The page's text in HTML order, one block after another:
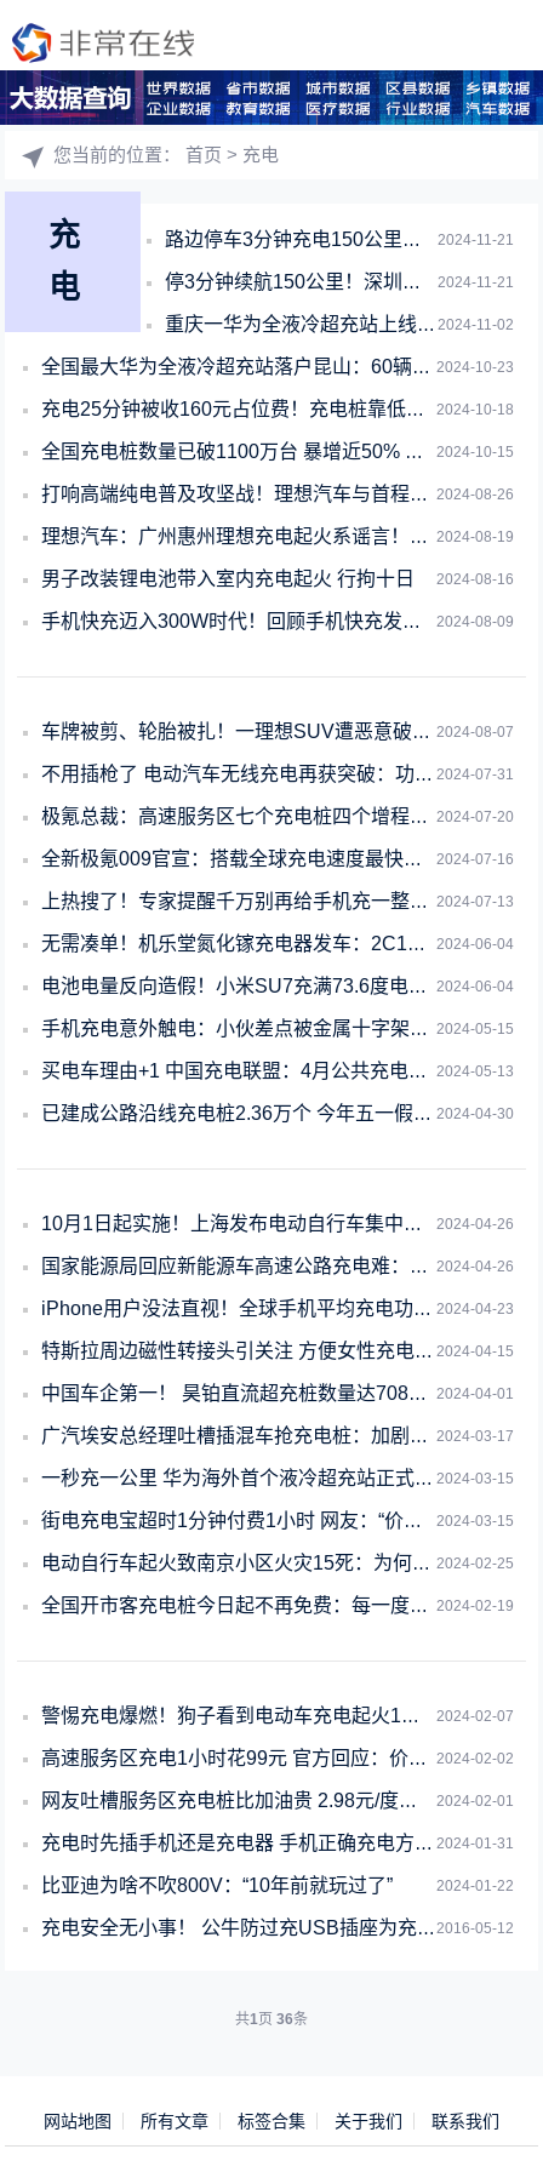
您当前的位置：首页 > 充电
充
电
2024-11-21
路边停车3分钟充电150公里：深圳首座路侧超充站试运营
2024-11-21
停3分钟续航150公里！深圳首座路侧超充站通电试运营
2024-11-02
重庆一华为全液冷超充站上线一年：累计充电超100万度
2024-10-23
全国最大华为全液冷超充站落户昆山：60辆电车可一同上桌吃饭
2024-10-18
充电25分钟被收160元占位费！充电桩靠低额电价高额服务费收割用户
2024-10-15
全国充电桩数量已破1100万台 暴增近50% 你还续航焦虑吗
2024-08-26
打响高端纯电普及攻坚战！理想汽车与首程控股签署合作协议 成立首程超充公司
2024-08-19
理想汽车：广州惠州理想充电起火系谣言！其它品牌新能源车电池热失控引起
2024-08-16
男子改装锂电池带入室内充电起火 行拘十日
2024-08-09
手机快充迈入300W时代！回顾手机快充发展史
2024-08-07
车牌被剪、轮胎被扎！一理想SUV遭恶意破坏：原因唏嘘
2024-07-31
不用插枪了 电动汽车无线充电再获突破：功率高达270千瓦！
2024-07-20
极氪总裁：高速服务区七个充电桩四个增程在充电
2024-07-16
全新极氪009官宣：搭载全球充电速度最快的量产电池 实测10-80%不到11分钟
2024-07-13
上热搜了！专家提醒千万别再给手机充一整夜电了：最好的充电方式是浅充浅放
2024-06-04
无需凑单！机乐堂氮化镓充电器发车：2C1A三口65W快充49元
2024-06-04
电池电量反向造假！小米SU7充满73.6度电池费了87.86度电 网友点赞
2024-05-15
手机充电意外触电：小伙差点被金属十字架项链烤熟
2024-05-13
买电车理由+1 中国充电联盟：4月公共充电桩环比增加6.8万台
2024-04-30
已建成公路沿线充电桩2.36万个 今年五一假期自驾充电还会难吗
2024-04-26
10月1日起实施！上海发布电动自行车集中充电停放场所标准
2024-04-26
国家能源局回应新能源车高速公路充电难：为何一个服务区只有两三个充电桩
2024-04-23
iPhone用户没法直视！全球手机平均充电功率34W：中国轻松达50W
2024-04-15
特斯拉周边磁性转接头引关注 方便女性充电时遇坏人逃离
2024-04-01
中国车企第一！ 昊铂直流超充桩数量达7084根
2024-03-17
广汽埃安总经理吐槽插混车抢充电桩：加剧了补能焦虑
2024-03-15
一秒充一公里 华为海外首个液冷超充站正式上线：开在土耳其
2024-03-15
街电充电宝超时1分钟付费1小时 网友：“价格刺客”
2024-02-25
电动自行车起火致南京小区火灾15死：为何带回家充电禁不掉
2024-02-19
全国开市客充电桩今日起不再免费：每一度电收1.2元 慢充改为正常充
2024-02-07
警惕充电爆燃！狗子看到电动车充电起火1秒出击：迅速咬断电线
2024-02-02
高速服务区充电1小时花99元 官方回应：价格按标准执行 当时是高峰期
2024-02-01
网友吐槽服务区充电桩比加油贵 2.98元/度电：官方回应了
2024-01-31
充电时先插手机还是充电器 手机正确充电方式一文看懂
2024-01-22
比亚迪为啥不吹800V：“10年前就玩过了”
2016-05-12
充电安全无小事！ 公牛防过充USB插座为充电安全保驾护航
共1页 36条
网站地图 所有文章 标签合集 关于我们 联系我们